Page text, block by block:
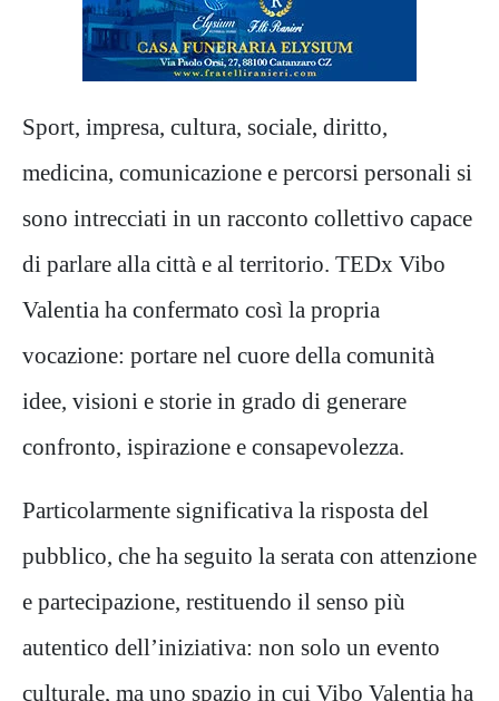
Sport, impresa, cultura, sociale, diritto,
medicina, comunicazione e percorsi personali si
sono intrecciati in un racconto collettivo capace
di parlare alla città e al territorio. TEDx Vibo
Valentia ha confermato così la propria
vocazione: portare nel cuore della comunità
idee, visioni e storie in grado di generare
confronto, ispirazione e consapevolezza.
Particolarmente significativa la risposta del
pubblico, che ha seguito la serata con attenzione
e partecipazione, restituendo il senso più
autentico dell’iniziativa: non solo un evento
culturale, ma uno spazio in cui Vibo Valentia ha